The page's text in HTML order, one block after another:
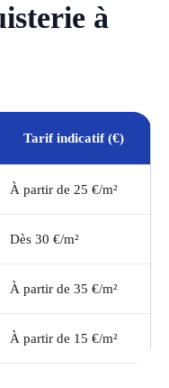
à
Tarif indicatif (€)
À partir de 25 €/m²
Dès 30 €/m²
À partir de 35 €/m²
À partir de 15 €/m²